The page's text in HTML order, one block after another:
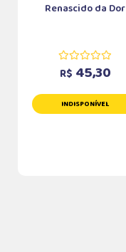
Renascido da Dor
R$ 45,30
INDISPONÍVEL